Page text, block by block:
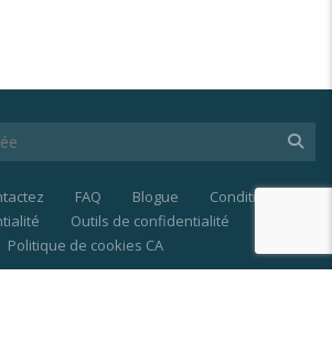
FAQ Blogue
Conditions
Outils de confidentialité
Politique de cookies CA